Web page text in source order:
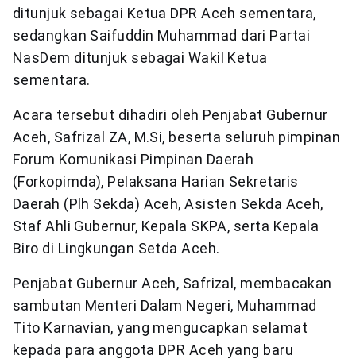
ditunjuk sebagai Ketua DPR Aceh sementara,
sedangkan Saifuddin Muhammad dari Partai
NasDem ditunjuk sebagai Wakil Ketua
sementara.
Acara tersebut dihadiri oleh Penjabat Gubernur
Aceh, Safrizal ZA, M.Si, beserta seluruh pimpinan
Forum Komunikasi Pimpinan Daerah
(Forkopimda), Pelaksana Harian Sekretaris
Daerah (Plh Sekda) Aceh, Asisten Sekda Aceh,
Staf Ahli Gubernur, Kepala SKPA, serta Kepala
Biro di Lingkungan Setda Aceh.
Penjabat Gubernur Aceh, Safrizal, membacakan
sambutan Menteri Dalam Negeri, Muhammad
Tito Karnavian, yang mengucapkan selamat
kepada para anggota DPR Aceh yang baru